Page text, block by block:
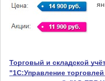
Торговый и складской
"1С:Управление